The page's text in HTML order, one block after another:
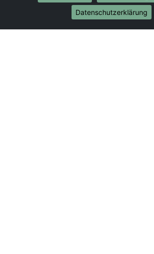
Umzug von Dresden nach Münster
Datenschutzerklärung